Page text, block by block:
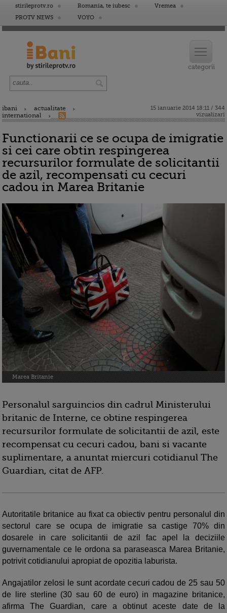
stirileprotv.ro Romania, te iubesc
Vremea
PROTV NEWS
VOYO
ibani
actualitate
international
15 ianuarie 2014 18:11 / 344
vizualizari
Functionarii ce se ocupa de imigratie
si cei care obtin respingerea
recursurilor formulate de solicitantii
de azil, recompensati cu cecuri
cadou in Marea Britanie
Marea Britanie
Personalul sarguincios din cadrul Ministerului
britanic de Interne, ce obtine respingerea
recursurilor formulate de solicitantii de azil, este
recompensat cu cecuri cadou, bani si vacante
suplimentare, a anuntat miercuri cotidianul The
Guardian, citat de AFP.
Autoritatile britanice au fixat ca obiectiv pentru personalul din
sectorul care se ocupa de imigratie sa castige 70% din
dosarele in care solicitantii de azil fac apel la deciziile
guvernamentale ce le ordona sa paraseasca Marea Britanie,
potrivit cotidianului apropiat de opozitia laburista.
Angajatilor zelosi le sunt acordate cecuri cadou de 25 sau 50
de lire sterline (30 sau 60 de euro) in magazine britanice,
afirma The Guardian, care a obtinut aceste date de la